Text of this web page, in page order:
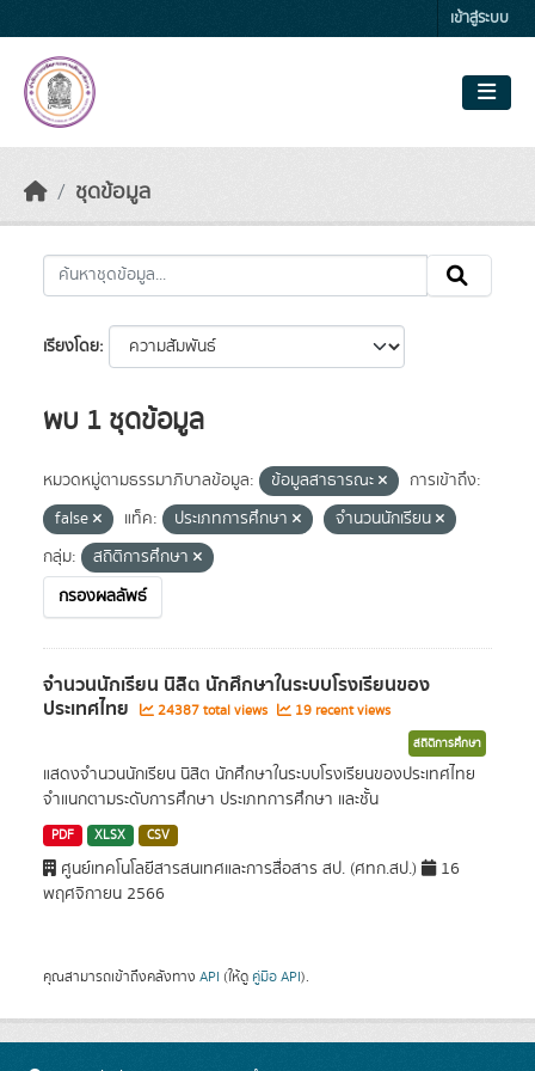
เข้าสู่ระบบ
ชุดข้อมูล
เรียงโดย
พบ 1 ชุดข้อมูล
หมวดหมู่ตามธรรมาภิบาลข้อมูล: ข้อมูลสาธารณะ
การเข้าถึง:
false
แท็ค: ประเภทการศึกษา
จำนวนนักเรียน
กลุ่ม:
สถิติการศึกษา
กรองผลลัพธ์
จำนวนนักเรียน นิสิต นักศึกษาในระบบโรงเรียนของ
ประเทศไทย 24387 total views 19 recent views
สถิติการศึกษา
แสดงจำนวนนักเรียน นิสิต นักศึกษาในระบบโรงเรียนของประเทศไทย
จำแนกตามระดับการศึกษา ประเภทการศึกษา และชั้น
PDF XLSX CSV
ศูนย์เทคโนโลยีสารสนเทศและการสื่อสาร สป. (ศทก.สป.)
16
พฤศจิกายน 2566
คุณสามารถเข้าถึงคลังทาง API (ให้ดู คู่มือ API).